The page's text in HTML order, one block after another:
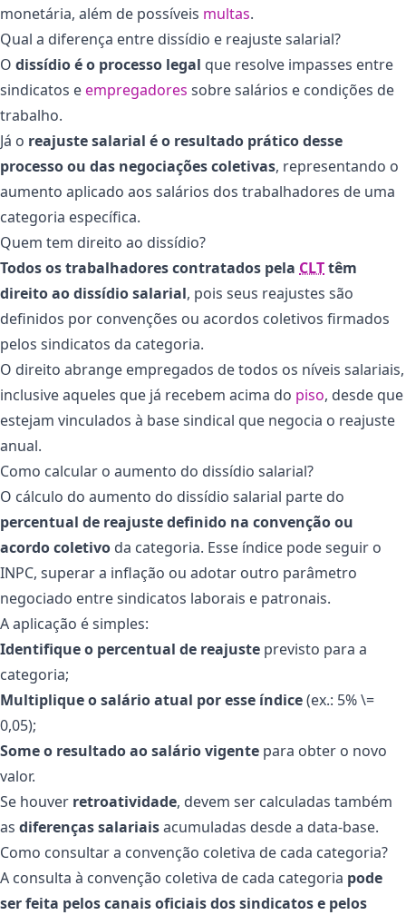
monetária, além de possíveis multas.
Qual a diferença entre dissídio e reajuste salarial?
O dissídio é o processo legal que resolve impasses entre
sindicatos eempregadores sobre salários e condições de
trabalho.
Já o reajuste salarial é o resultado prático desse
processo ou das negociações coletivas, representando o
aumento aplicado aos salários dos trabalhadores de uma
categoria específica.
Quem tem direito ao dissídio?
Todos os trabalhadores contratados pela CLTtêm
direito ao dissídio salarial, pois seus reajustes são
definidos por convenções ou acordos coletivos firmados
pelos sindicatos da categoria.
O direito abrange empregados de todos os níveis salariais,
inclusive aqueles que já recebem acima do piso, desde que
estejam vinculados à base sindical que negocia o reajuste
anual.
Como calcular o aumento do dissídio salarial?
O cálculo do aumento do dissídio salarial parte do
percentual de reajuste definido na convenção ou
acordo coletivo da categoria. Esse índice pode seguir o
INPC, superar a inflação ou adotar outro parâmetro
negociado entre sindicatos laborais e patronais.
A aplicação é simples:
Identifique o percentual de reajuste previsto para a
categoria;
Multiplique o salário atual por esse índice(ex.: 5% \=
0,05);
Some o resultado ao salário vigente para obter o novo
valor.
Se houver retroatividade, devem ser calculadas também
as diferenças salariaisacumuladas desde a data-base.
Como consultar a convenção coletiva de cada categoria?
A consulta à convenção coletiva de cada categoria pode
ser feita pelos canais oficiais dos sindicatos e pelos